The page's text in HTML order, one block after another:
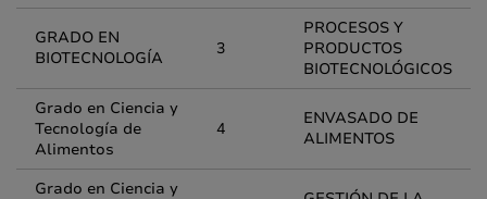
GRADO EN
BIOTECNOLOGÍA
3
PROCESOS Y
PRODUCTOS
BIOTECNOLÓGICOS
Grado en Ciencia y
Tecnología de
Alimentos
4
ENVASADO DE
ALIMENTOS
Grado en Ciencia y